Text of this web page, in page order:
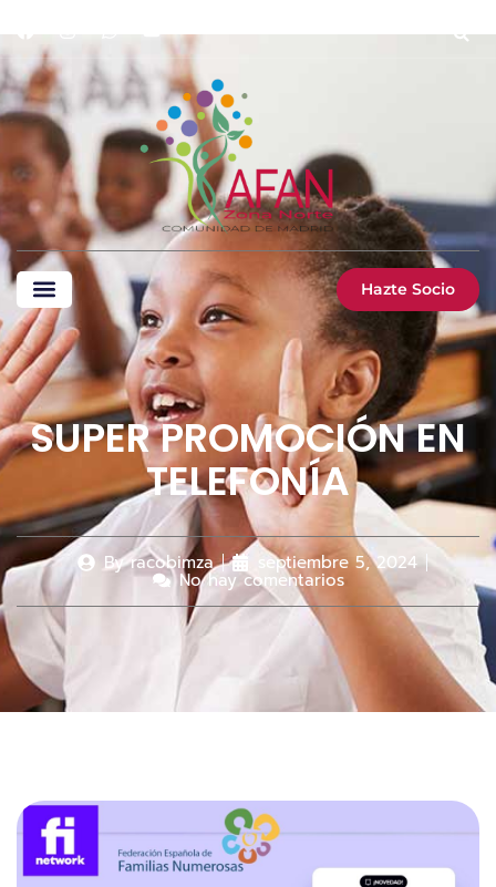
Hazte Socio
SUPER PROMOCIÓN EN
TELEFONÍA
Byracobimza septiembre 5, 2024
No hay comentarios